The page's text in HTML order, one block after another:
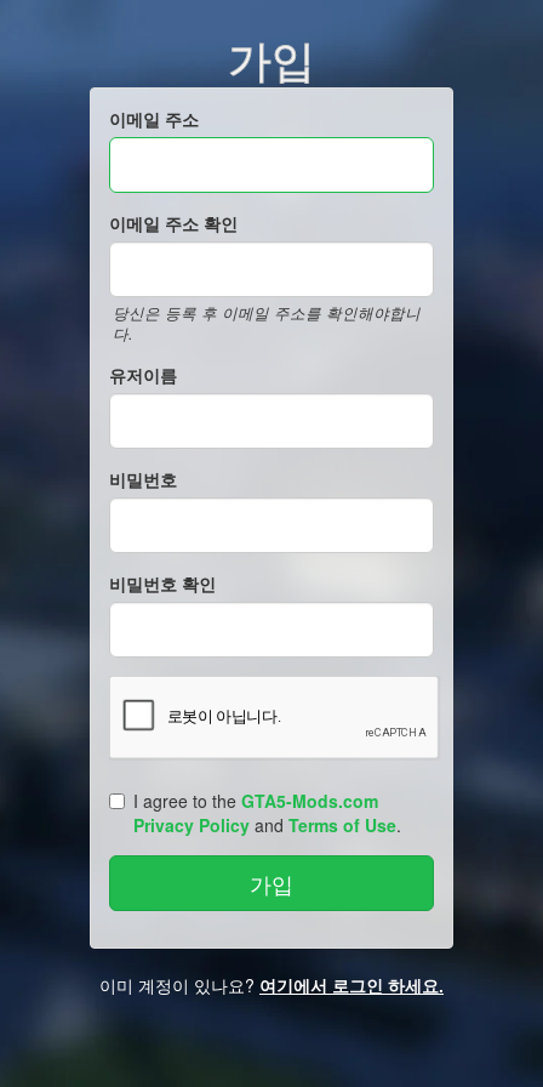
가입
이메일 주소
이메일 주소 확인
당신은 등록 후 이메일 주소를 확인해야합니
다.
유저이름
비밀번호
비밀번호 확인
I agree to the GTA5-Mods.com
Privacy Policy and Terms of Use.
이미 계정이 있나요? 여기에서 로그인 하세요.